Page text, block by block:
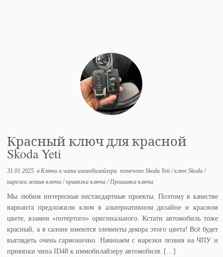
Красный ключ для красной
Skoda Yeti
31.01.2025 в Ключи и чипы иммобилайзера помеченоSkoda Yeti/ключ Skoda/
нарезка лезвия ключа/привязка ключа/ Прошивка ключа
Мы любим интересные нестандартные проекты. Поэтому в качестве
варианта предложили ключ в альтернативном дизайне и красном
цвете, взамен «потертого» оригинального. Кстати автомобиль тоже
красный, а в салоне имеются элементы декора этого цвета! Всё будет
выглядеть очень гармонично. Начинаем с нарезки лезвия на ЧПУ и
привязки чипа ID48 к иммобилайзеру автомобиля. […]